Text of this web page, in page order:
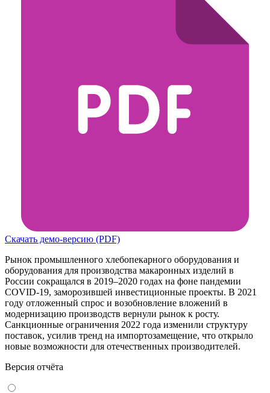
Скачать демо-версию (PDF)
Рынок промышленного хлебопекарного оборудования и
оборудования для производства макаронных изделий в
России сокращался в 2019–2020 годах на фоне пандемии
COVID-19, заморозившей инвестиционные проекты. В 2021
году отложенный спрос и возобновление вложений в
модернизацию производств вернули рынок к росту.
Санкционные ограничения 2022 года изменили структуру
поставок, усилив тренд на импортозамещение, что открыло
новые возможности для отечественных производителей.
Версия отчёта